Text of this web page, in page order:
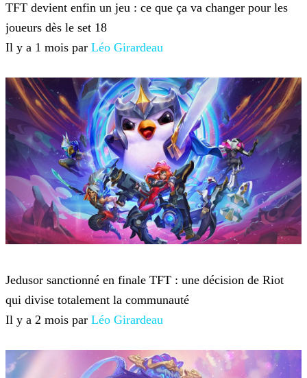
TFT devient enfin un jeu : ce que ça va changer pour les
joueurs dès le set 18
Il y a 1 mois par Léo Girardeau
Jedusor sanctionné en finale TFT : une décision de Riot
qui divise totalement la communauté
Il y a 2 mois par Léo Girardeau